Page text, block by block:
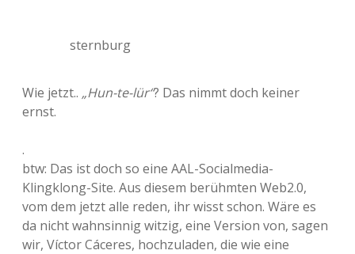
sternburg
Wie jetzt.. „Hun-te-lür“? Das nimmt doch keiner
ernst.
.
btw: Das ist doch so eine AAL-Socialmedia-
Klingklong-Site. Aus diesem berühmten Web2.0,
vom dem jetzt alle reden, ihr wisst schon. Wäre es
da nicht wahnsinnig witzig, eine Version von, sagen
wir, Víctor Cáceres, hochzuladen, die wie eine